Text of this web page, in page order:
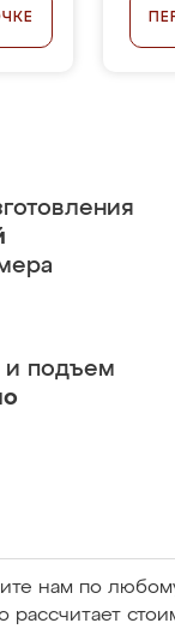
и подъем
нам по